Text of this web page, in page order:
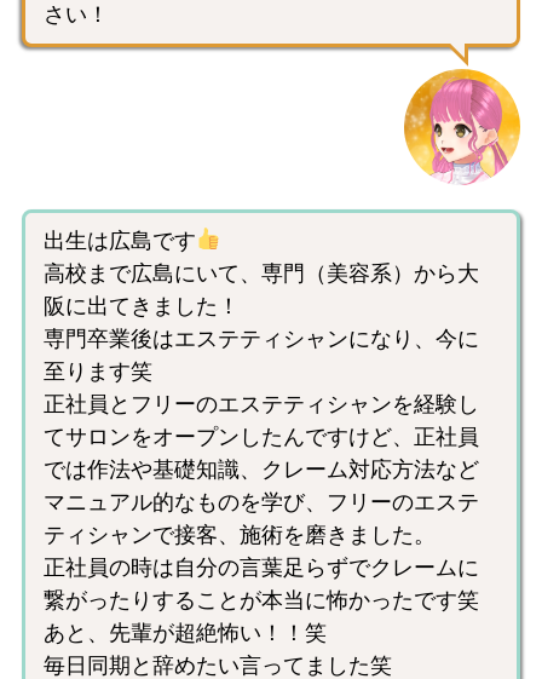
さい！
出生は広島です
高校まで広島にいて、専門（美容系）から大
阪に出てきました！
専門卒業後はエステティシャンになり、今に
至ります笑
正社員とフリーのエステティシャンを経験し
てサロンをオープンしたんですけど、正社員
では作法や基礎知識、クレーム対応方法など
マニュアル的なものを学び、フリーのエステ
ティシャンで接客、施術を磨きました。
正社員の時は自分の言葉足らずでクレームに
繋がったりすることが本当に怖かったです笑
あと、先輩が超絶怖い！！笑
毎日同期と辞めたい言ってました笑